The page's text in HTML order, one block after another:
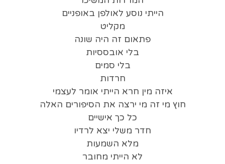
הייתי נוסע לאולפן באופניים
מקליט
פתאום זה היה שונה
בלי אובססיות
בלי סמים
חרדות
איזה מין חרא הייתי אומר לעצמי
חוץ מי זה מי ירצה את הסיפורים האלה
כל כך אישיים
חדר משלי יצא לרדיו
מלא השמעות
לא הייתי מחובר